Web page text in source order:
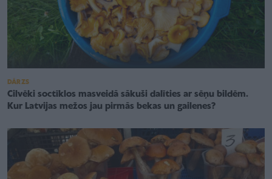
DĀRZS
Cilvēki soctīklos masveidā sākuši dalīties ar sēņu bildēm.
Kur Latvijas mežos jau pirmās bekas un gailenes?